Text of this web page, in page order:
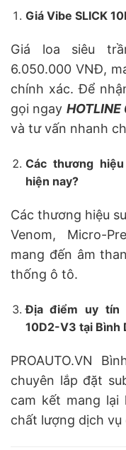
Giá Vibe SLICK
Giá loa siêu
6.050.000 VNĐ,
chính xác. Để
gọi ngay
và tư vấn nhanh
Các thương
hiện nay?
Các thương hiệu
Venom, Micro-
mang đến âm
thống ô tô.
Địa điểm uy tín
10D2-V3 tại
PROAUTO.VN
chuyên lắp đặt
cam kết mang lại
chất lượng dịch vụ